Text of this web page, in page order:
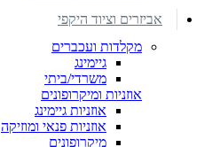
אביזרים וציוד היקפי
מקלדות ועכברים
גיימינג
משרדי/ביתי
אוזניות ומיקרופונים
אוזניות גיימינג
אוזניות פנאי ומוזיקה
מיקרופונים